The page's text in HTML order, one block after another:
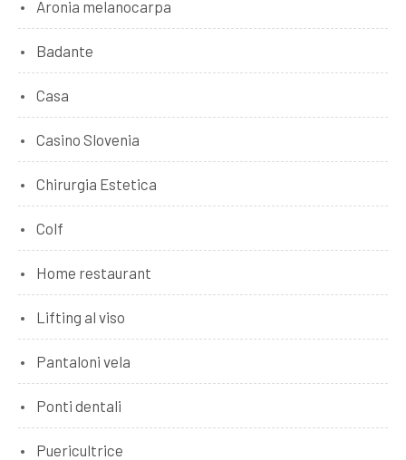
Aronia melanocarpa
Badante
Casa
Casino Slovenia
Chirurgia Estetica
Colf
Home restaurant
Lifting al viso
Pantaloni vela
Ponti dentali
Puericultrice